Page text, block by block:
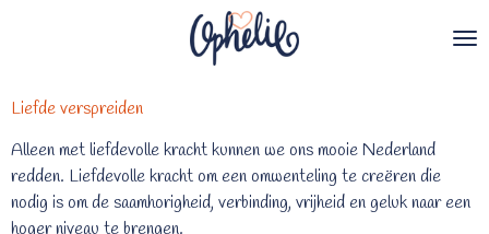
de
Liefde verspreiden
Alleen met liefdevolle kracht kunnen we ons mooie Nederland
redden. Liefdevolle kracht om een omwenteling te creëren die
nodig is om de saamhorigheid, verbinding, vrijheid en geluk naar een
hoger niveau te brengen.